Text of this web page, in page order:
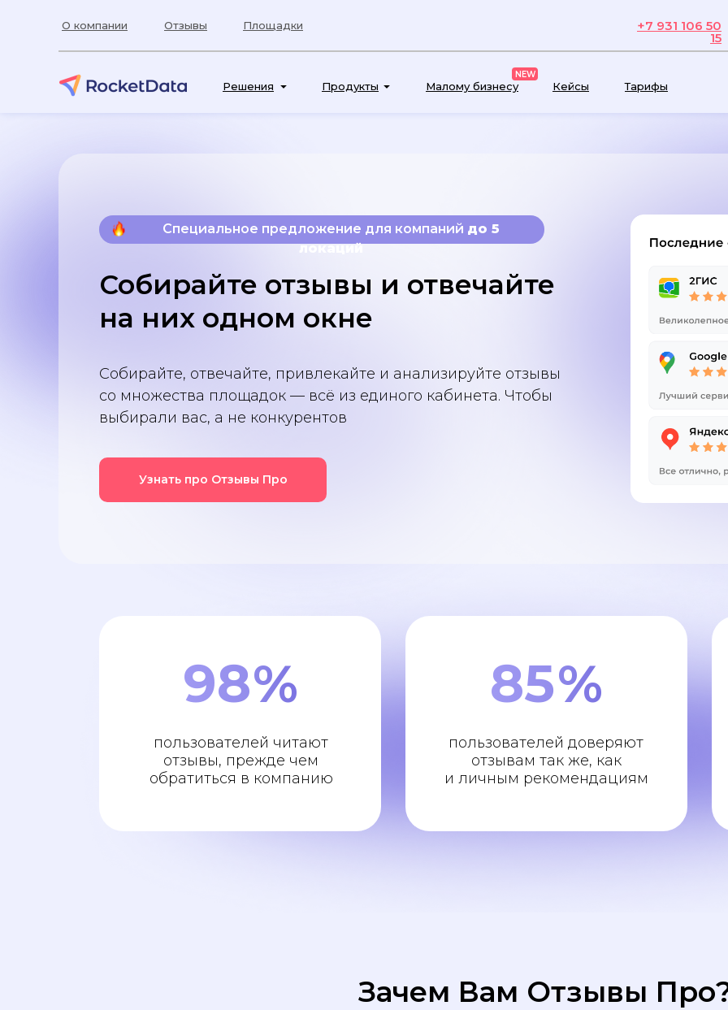
Продукты
Решения Кейсы Тарифы
Площадки
О компании Отзывы
NEW
Малому бизнесу
+7 931 106 50
15
Специальное предложение для компаний до 5 локаций
пользователей доверяют
отзывам так же, как
и личным рекомендациям
%
85
пользователей читают
отзывы, прежде чем
обратиться в компанию
%
98
Собирайте, отвечайте, привлекайте и анализируйте отзывы
со множества площадок — всё из единого кабинета. Чтобы
выбирали вас, а не конкурентов
Специальное предложение для компаний до 5
локаций
Собирайте отзывы и отвечайте
на них одном окне
Узнать про Отзывы Про
Зачем Вам Отзывы